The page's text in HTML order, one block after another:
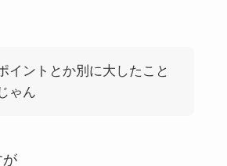
イントとか別に大したこと
ゃん
が